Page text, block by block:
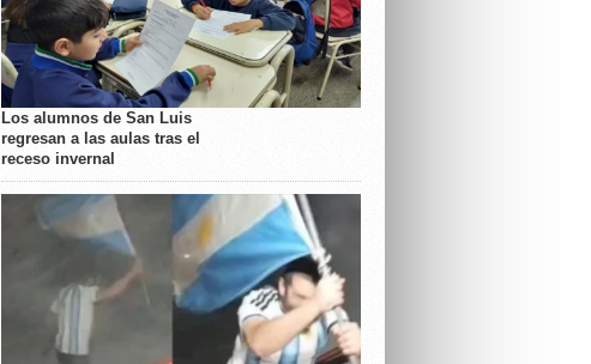
Los alumnos de San Luis
regresan a las aulas tras el
receso invernal